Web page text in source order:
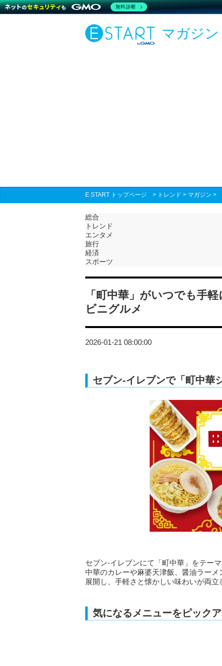
マガジン
E START トップページ > トレンド > マガジン >
総合
トレンド
エンタメ
旅行
経済
スポーツ
「町中華」がいつでも手
ビニグルメ
2026-01-21 08:00:00
セブン‐イレブンで「町中華
セブン-イレブンにて「町中華」をテー
中華のカレーや麻婆天津飯、醤油ラー
展開し、手軽さと懐かしい味わいが両
気になるメニューをピック
無料診断